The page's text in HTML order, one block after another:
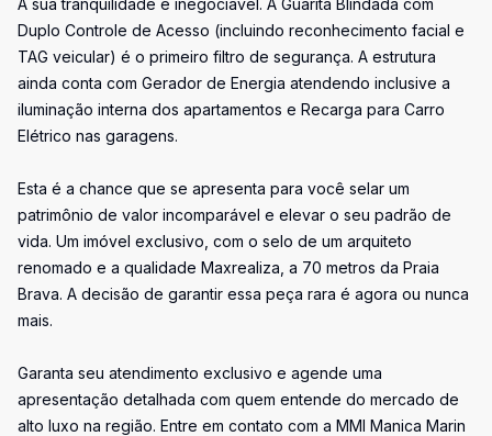
A sua tranquilidade é inegociável. A Guarita Blindada com
Duplo Controle de Acesso (incluindo reconhecimento facial e
TAG veicular) é o primeiro filtro de segurança. A estrutura
ainda conta com Gerador de Energia atendendo inclusive a
iluminação interna dos apartamentos e Recarga para Carro
Elétrico nas garagens.
Esta é a chance que se apresenta para você selar um
patrimônio de valor incomparável e elevar o seu padrão de
vida. Um imóvel exclusivo, com o selo de um arquiteto
renomado e a qualidade Maxrealiza, a 70 metros da Praia
Brava. A decisão de garantir essa peça rara é agora ou nunca
mais.
Garanta seu atendimento exclusivo e agende uma
apresentação detalhada com quem entende do mercado de
alto luxo na região. Entre em contato com a MMI Manica Marin